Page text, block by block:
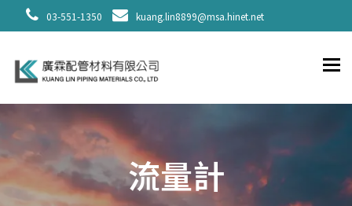
03-551-1350 kuang.lin8899@msa.hinet.net
流量計